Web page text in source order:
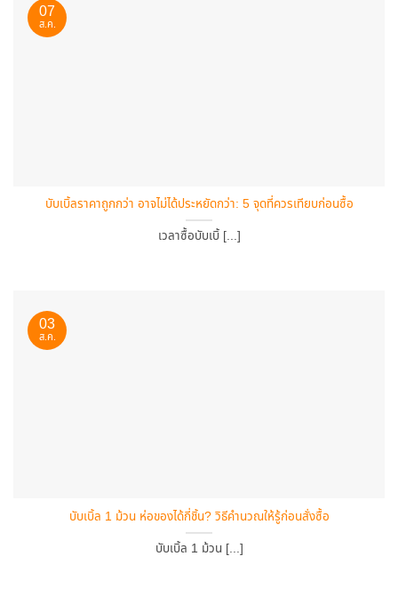
บับเบิ้ลราคาถูกกว่า อาจไม่ได้ประหยัดกว่า: 5 จุดที่ควรเทียบก่อนซื้อ
เวลาซื้อบับเบิ้ [...]
07
ส.ค.
บับเบิ้ล 1 ม้วน ห่อของได้กี่ชิ้น? วิธีคำนวณให้รู้ก่อนสั่งซื้อ
บับเบิ้ล 1 ม้วน [...]
03
ส.ค.